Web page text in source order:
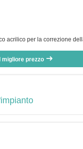
acrilico per la correzione
migliore prezzo